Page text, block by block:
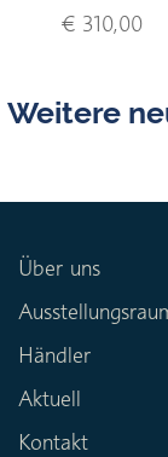
€ 310,00
Weitere
Über uns
Händler
Aktuell
Kontakt